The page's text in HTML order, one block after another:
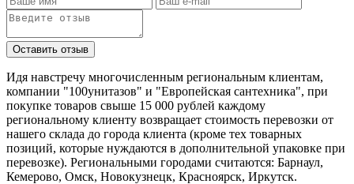
Идя навстречу многочисленным региональным клиентам,
компании "100унитазов" и "Европейская сантехника", при
покупке товаров свыше 15 000 рублей каждому
региональному клиенту возвращает стоимость перевозки от
нашего склада до города клиента (кроме тех товарных
позиций, которые нуждаются в дополнительной упаковке при
перевозке). Региональными городами считаются: Барнаул,
Кемерово, Омск, Новокузнецк, Красноярск, Иркутск.